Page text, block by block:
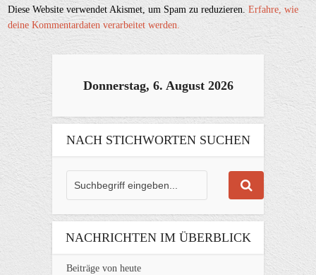
Diese Website verwendet Akismet, um Spam zu reduzieren.Erfahre, wie
deine Kommentardaten verarbeitet werden.
Donnerstag, 6. August 2026
NACH STICHWORTEN SUCHEN
NACHRICHTEN IM ÜBERBLICK
Beiträge von heute